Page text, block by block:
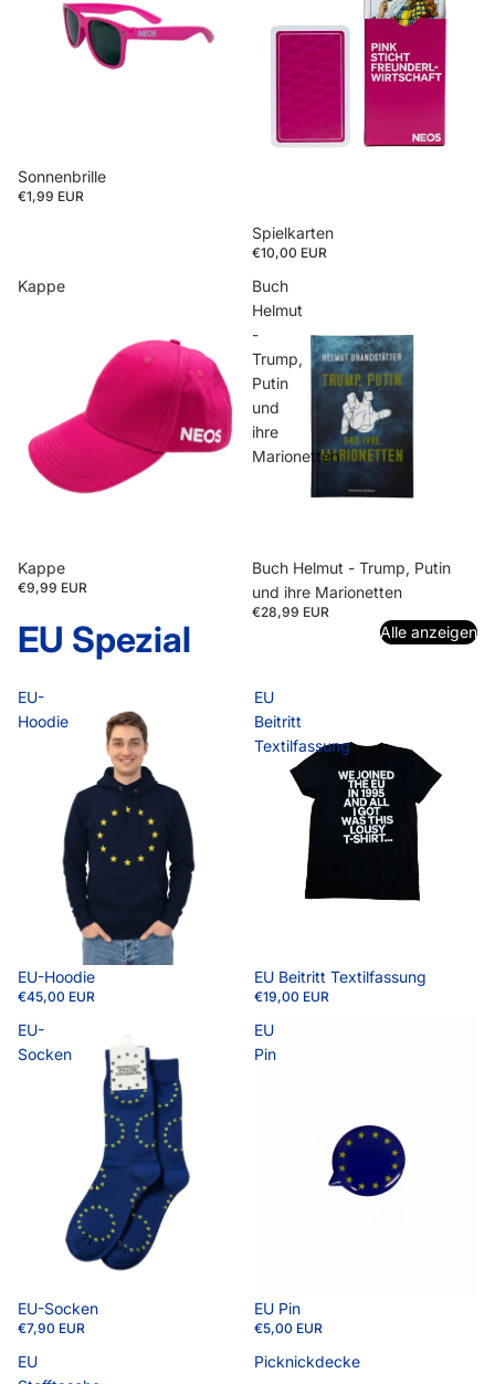
Sonnenbrille
€1,99 EUR
Spielkarten
€10,00 EUR
Kappe
Kappe
€9,99 EUR
Buch
Helmut
-
Trump,
Putin
und
ihre
Marionetten
Buch Helmut - Trump, Putin
und ihre Marionetten
€28,99 EUR
EU Spezial Alle anzeigen
EU-
Hoodie
EU-Hoodie
€45,00 EUR
EU
Beitritt
Textilfassung
EU Beitritt Textilfassung
€19,00 EUR
EU-
Socken
EU-Socken
€7,90 EUR
EU
Pin
EU Pin
€5,00 EUR
EU
Picknickdecke